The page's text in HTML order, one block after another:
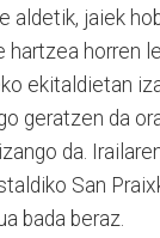
aldetik, jaiek
horren
ekitaldietan
geratzen da
da.
San
bada beraz.